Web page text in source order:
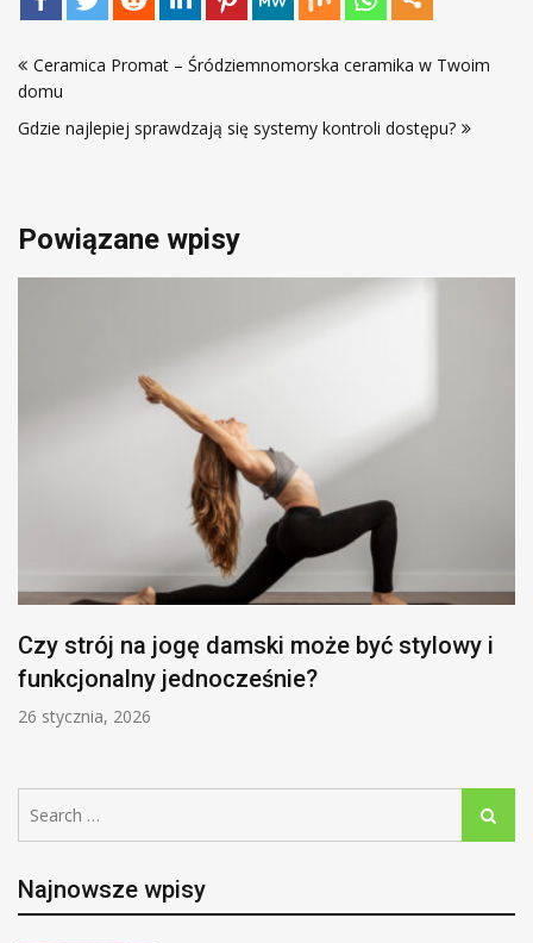
wpisu
Ceramica Promat – Śródziemnomorska ceramika w Twoim
domu
Gdzie najlepiej sprawdzają się systemy kontroli dostępu?
Powiązane wpisy
Czy strój na jogę damski może być stylowy i
funkcjonalny jednocześnie?
26 stycznia, 2026
for:
Search
Najnowsze wpisy